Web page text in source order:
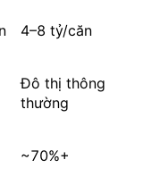
4–8 tỷ/căn
Đô thị thông
thường
~70%+